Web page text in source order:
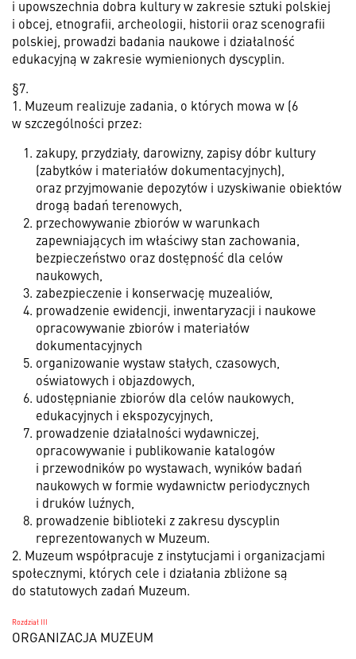
i upowszechnia dobra kultury w zakresie sztuki polskiej
i obcej, etnografii, archeologii, historii oraz scenografii
polskiej, prowadzi badania naukowe i działalność
edukacyjną w zakresie wymienionych dyscyplin.
§7.
1. Muzeum realizuje zadania, o których mowa w (6
w szczególności przez:
zakupy, przydziały, darowizny, zapisy dóbr kultury
(zabytków i materiałów dokumentacyjnych),
oraz przyjmowanie depozytów i uzyskiwanie obiektów
drogą badań terenowych,
przechowywanie zbiorów w warunkach
zapewniających im właściwy stan zachowania,
bezpieczeństwo oraz dostępność dla celów
naukowych,
zabezpieczenie i konserwację muzealiów,
prowadzenie ewidencji, inwentaryzacji i naukowe
opracowywanie zbiorów i materiałów
dokumentacyjnych
organizowanie wystaw stałych, czasowych,
oświatowych i objazdowych,
udostępnianie zbiorów dla celów naukowych,
edukacyjnych i ekspozycyjnych,
prowadzenie działalności wydawniczej,
opracowywanie i publikowanie katalogów
i przewodników po wystawach, wyników badań
naukowych w formie wydawnictw periodycznych
i druków luźnych,
prowadzenie biblioteki z zakresu dyscyplin
reprezentowanych w Muzeum.
2. Muzeum współpracuje z instytucjami i organizacjami
społecznymi, których cele i działania zbliżone są
do statutowych zadań Muzeum.
Rozdział III
ORGANIZACJA MUZEUM